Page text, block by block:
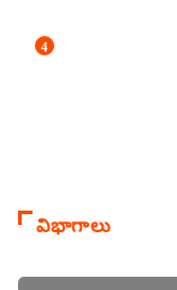
4
విభాగాలు